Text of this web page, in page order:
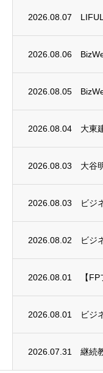
2026.08.07
2026.08.06
2026.08.05
2026.08.04 大東
2026.08.03
2026.08.03
2026.08.02
2026.08.01
2026.08.01
2026.07.31